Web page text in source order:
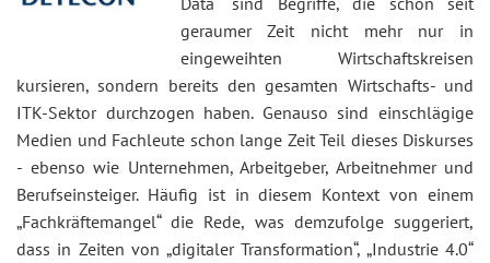
geraumer Zeit nicht mehr nur in
eingeweihten Wirtschaftskreisen
kursieren, sondern bereits den gesamten Wirtschafts- und
ITK-Sektor durchzogen haben. Genauso sind einschlägige
Medien und Fachleute schon lange Zeit Teil dieses Diskurses
- ebenso wie Unternehmen, Arbeitgeber, Arbeitnehmer und
Berufseinsteiger. Häufig ist in diesem Kontext von einem
„Fachkräftemangel“ die Rede, was demzufolge suggeriert,
dass in Zeiten von „digitaler Transformation“, „Industrie 4.0“